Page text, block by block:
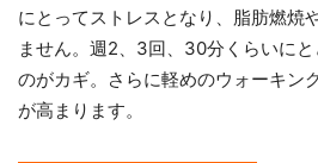
にとってストレスとなり、脂肪燃焼
ません。週2、3回、30分くらいに
のがカギ。さらに軽めのウォーキン
が高まります。